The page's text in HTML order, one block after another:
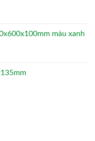
màu xanh